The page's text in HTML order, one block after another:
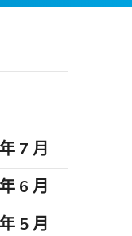
7 月
6 月
5 月